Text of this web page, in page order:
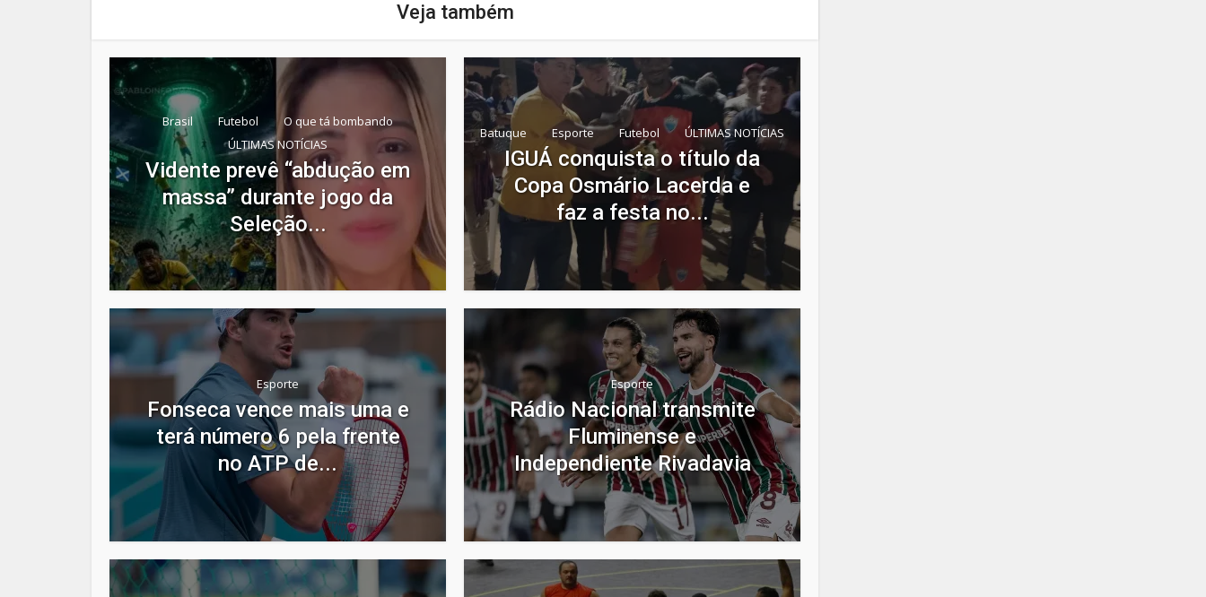
Veja também
Brasil Futebol
O que tá bombando
ÚLTIMAS NOTÍCIAS
Vidente prevê “abdução em
massa” durante jogo da
Seleção...
Batuque Esporte Futebol ÚLTIMAS NOTÍCIAS
IGUÁ conquista o título da
Copa Osmário Lacerda e
faz a festa no...
Esporte
Fonseca vence mais uma e
terá número 6 pela frente
no ATP de...
Esporte
Rádio Nacional transmite
Fluminense e
Independiente Rivadavia